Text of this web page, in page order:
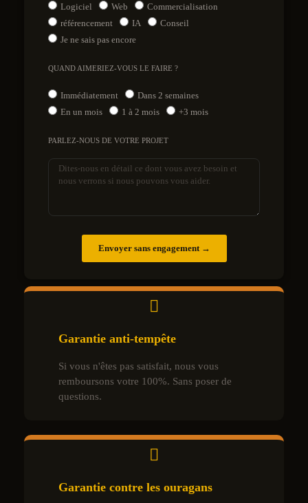
Logiciel Web
Commercialisation
référencement
IA
Conseil
Je ne sais pas encore
QUAND AIMERIEZ-VOUS LE FAIRE ?
Immédiatement
Dans 2 semaines
En un mois
1 à 2 mois +3 mois
PARLEZ-NOUS DE VOTRE PROJET
Envoyer sans engagement →
Garantie anti-tempête
Si vous n'êtes pas satisfait, nous vous
remboursons votre 100%. Sans poser de
questions.
Garantie contre les ouragans